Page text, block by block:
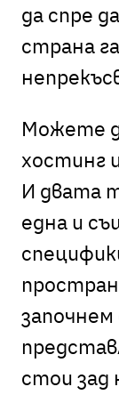
да спре
страна
Можете
хостинг
И двата
една и
започнем
стои зад